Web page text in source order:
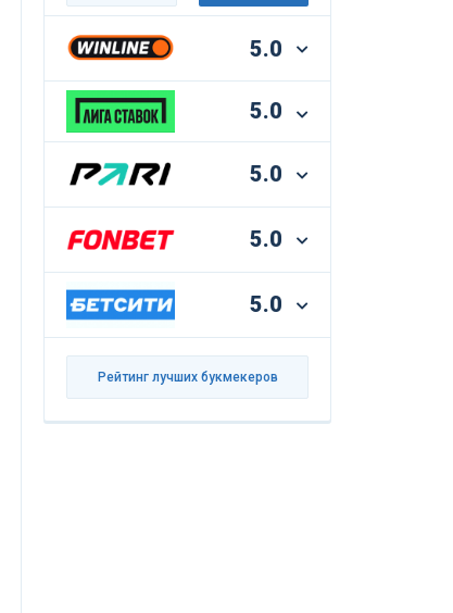
5.0
5.0
5.0
5.0
5.0
Рейтинг лучших букмекеров